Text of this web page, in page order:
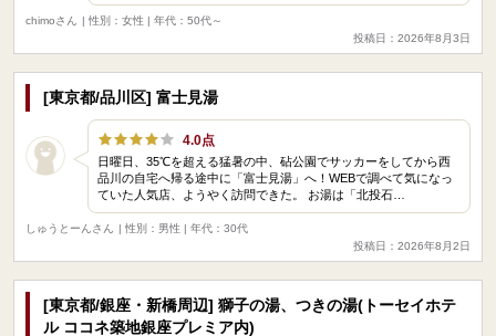
chimoさん
| 性別：女性 | 年代：50代～
投稿日：2026年8月3日
[東京都/品川区] 富士見湯
4.0点
日曜日、35℃を超える猛暑の中、砧公園でサッカーをしてから西
品川の自宅へ帰る途中に「富士見湯」へ！WEBで調べて気になっ
ていた人気店、ようやく訪問できた。 お湯は「北投石…
しゅうとーんさん
| 性別：男性 | 年代：30代
投稿日：2026年8月2日
[東京都/銀座・新橋周辺] 獅子の湯、つきの湯(トーセイホテ
ル ココネ築地銀座プレミア内)